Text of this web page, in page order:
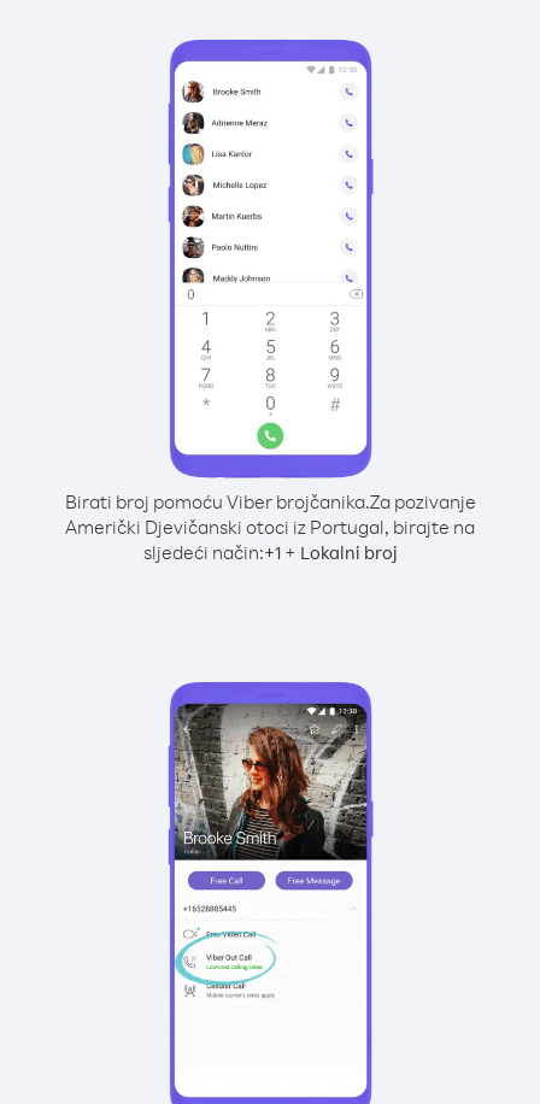
Birati broj pomoću Viber brojčanika.Za pozivanje
Američki Djevičanski otoci iz Portugal, birajte na
sljedeći način:+1+ Lokalni broj